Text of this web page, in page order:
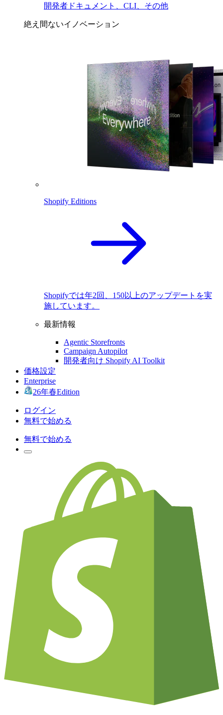
開発者ドキュメント、CLI、その他
絶え間ないイノベーション
Shopify Editions
Shopifyでは年2回、150以上のアップデートを実
施しています。
最新情報
Agentic Storefronts
Campaign Autopilot
開発者向け Shopify AI Toolkit
価格設定
Enterprise
26年春Edition
ログイン
無料で始める
無料で始める